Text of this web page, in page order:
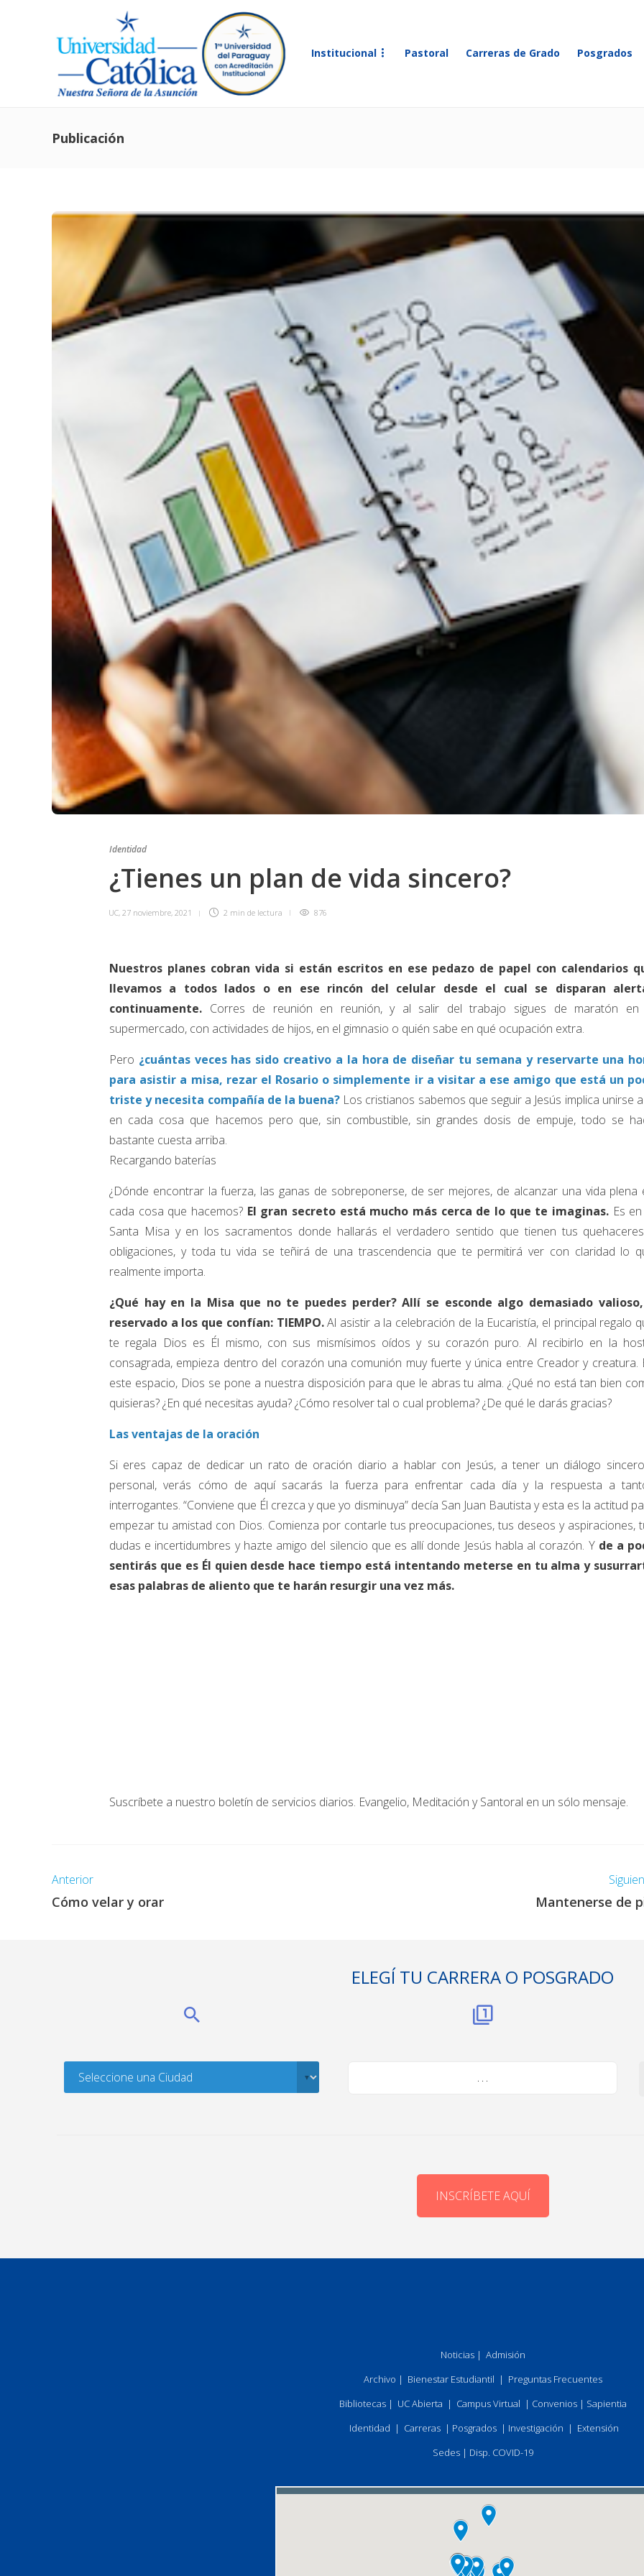
Institucional Pastoral Carreras de Grado Posgrados
Publicación
Identidad
¿Tienes un plan de vida sincero?
UC, 27 noviembre, 2021 2 min de lectura 876
Nuestros planes cobran vida si están escritos en ese pedazo de papel con calendarios
llevamos a todos lados o en ese rincón del celular desde el cual se disparan
continuamente. Corres de reunión en reunión, y al salir del trabajo sigues de maratón en
supermercado, con actividades de hijos, en el gimnasio o quién sabe en qué ocupación extra.
Pero ¿cuántas veces has sido creativo a la hora de diseñar tu semana y reservarte una
para asistir a misa, rezar el Rosario o simplemente ir a visitar a ese amigo que está un
triste y necesita compañía de la buena? Los cristianos sabemos que seguir a Jesús implica unirse
en cada cosa que hacemos pero que, sin combustible, sin grandes dosis de empuje, todo se
bastante cuesta arriba.
Recargando baterías
¿Dónde encontrar la fuerza, las ganas de sobreponerse, de ser mejores, de alcanzar una vida plena
cada cosa que hacemos? El gran secreto está mucho más cerca de lo que te imaginas. Es
Santa Misa y en los sacramentos donde hallarás el verdadero sentido que tienen tus
obligaciones, y toda tu vida se teñirá de una trascendencia que te permitirá ver con claridad lo
realmente importa.
¿Qué hay en la Misa que no te puedes perder? Allí se esconde algo demasiado
reservado a los que confían: TIEMPO.Al asistir a la celebración de la Eucaristía, el principal regalo
te regala Dios es Él mismo, con sus mismísimos oídos y su corazón puro. Al recibirlo en la
consagrada, empieza dentro del corazón una comunión muy fuerte y única entre Creador y creatura.
este espacio, Dios se pone a nuestra disposición para que le abras tu alma. ¿Qué no está tan bien
quisieras? ¿En qué necesitas ayuda? ¿Cómo resolver tal o cual problema? ¿De qué le darás gracias?
Las ventajas de la oración
Si eres capaz de dedicar un rato de oración diario a hablar con Jesús, a tener un diálogo
personal, verás cómo de aquí sacarás la fuerza para enfrentar cada día y la respuesta a
interrogantes. “Conviene que Él crezca y que yo disminuya” decía San Juan Bautista y esta es la actitud
empezar tu amistad con Dios. Comienza por contarle tus preocupaciones, tus deseos y aspiraciones,
dudas e incertidumbres y hazte amigo del silencio que es allí donde Jesús habla al corazón. Yde a
sentirás que es Él quien desde hace tiempo está intentando meterse en tu alma y
esas palabras de aliento que te harán resurgir una vez más.
Suscríbete a nuestro boletín de servicios diarios. Evangelio, Meditación y Santoral en un sólo mensaje.
Anterior
Cómo velar y orar Mantenerse de
ELEGÍ TU CARRERA O POSGRADO
. . .
INSCRÍBETE AQUÍ
Noticias| Admisión
Archivo | Bienestar Estudiantil | Preguntas Frecuentes
Bibliotecas| UC Abierta | Campus Virtual | Convenios| Sapientia
Identidad | Carreras| Posgrados| Investigación | Extensión
Sedes| Disp. COVID-19